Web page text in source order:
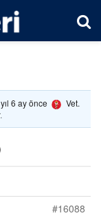
6 ay önce
Vet.
#16088